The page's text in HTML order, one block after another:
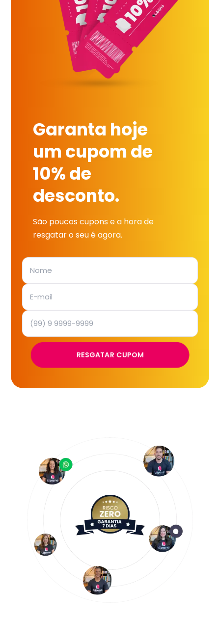
Garanta hoje
um cupom de
10% de
desconto.
São poucos cupons e a hora de
resgatar o seu é agora.
RESGATAR CUPOM